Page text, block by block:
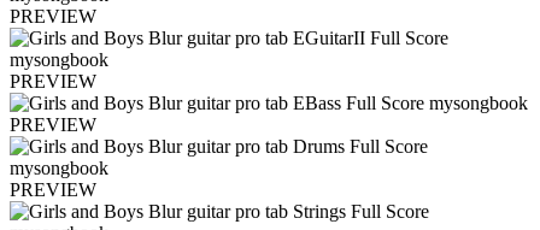
PREVIEW
PREVIEW
PREVIEW
PREVIEW